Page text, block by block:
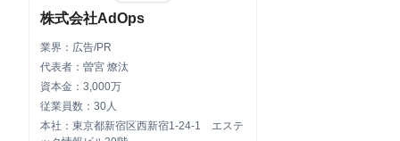
株式会社AdOps
業界：広告/PR
代表者：曽宮 燎汰
資本金：3,000万
従業員数：30人
本社：東京都新宿区西新宿1-24-1 エステ